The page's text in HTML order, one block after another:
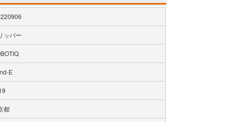
ッパー
E
都